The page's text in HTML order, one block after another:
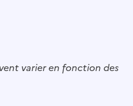
varier en fonction des